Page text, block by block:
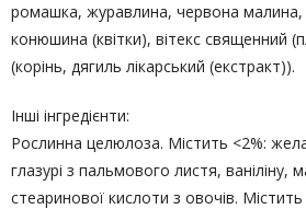
ромашка, журавлина, червона малина,
конюшина (квітки), вітекс священний
(корінь, дягиль лікарський (екстракт)).
Інші інгредієнти:
Рослинна целюлоза. Містить <2%:
глазурі з пальмового листя, ваніліну,
стеаринової кислоти з овочів.